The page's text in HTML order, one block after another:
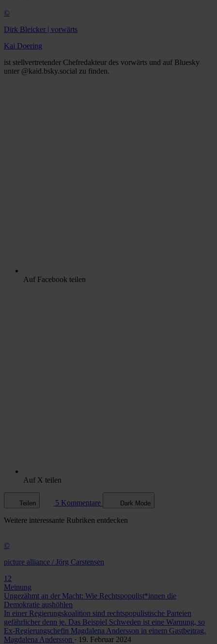
©
Dirk Bleicker | vorwärts
Kai Doering
ist stellvertretender Chefredakteur des vorwärts und auf Bluesky
unter @kaid.bsky.social zu finden.
Auf Facebook teilen
Auf X teilen
Teilen 5 Kommentare Dark Mode
Weitere interessante Rubriken entdecken
©
picture alliance / Jörg Carstensen
12
Meinung
Ungezähmt an der Macht: Wie Rechtspopulist*innen die
Demokratie aushöhlen
In einer Regierungskoalition sind rechtspopulistische Parteien
gefährlicher denn je. Das Beispiel Schweden ist eine Warnung, so
Ex-Regierungschefin Magdalena Andersson in einem Gastbeitrag.
Magdalena Andersson · 19. Februar 2024